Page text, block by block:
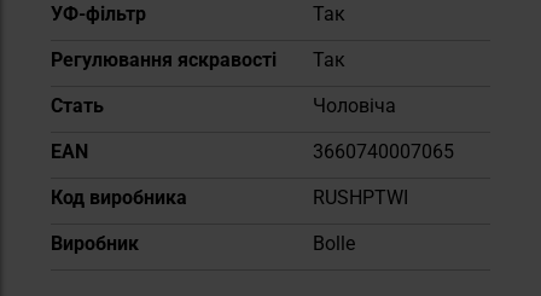
УФ-фільтр
Так
Регулювання яскравості
Так
Cтать
Чоловіча
EAN
3660740007065
Код виробника
RUSHPTWI
Виробник
Bolle